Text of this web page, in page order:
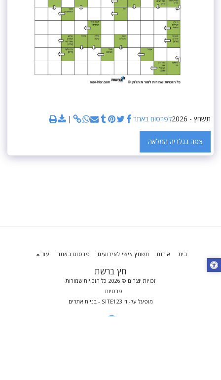
תשחץ - 2026 לפרסום באתר
צפה בגלריה המלאה
חץ ברשת
זכויות יוצרים © 2026 כל הזכויות שמורות
פרטיות
מופעל על-ידיSITE123
- בניית אתרים
בית אודות תשחץ אישי לאירועים פרסום באתר עוד